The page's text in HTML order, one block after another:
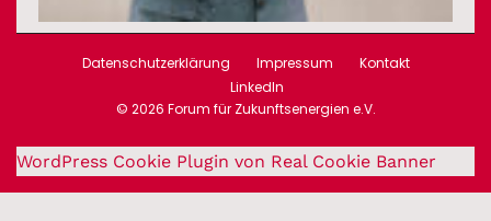
Datenschutzerklärung Impressum
Kontakt
LinkedIn
© 2026 Forum für Zukunftsenergien e.V.
WordPress Cookie Plugin von Real Cookie Banner